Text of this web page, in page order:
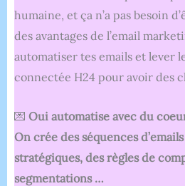
humaine, et ça n’a pas besoin
des avantages de l’email
automatiser tes emails et lever
connectée H24 pour avoir des
💌 Oui automatise avec du
On crée des séquences
stratégiques, des règles de
segmentations …